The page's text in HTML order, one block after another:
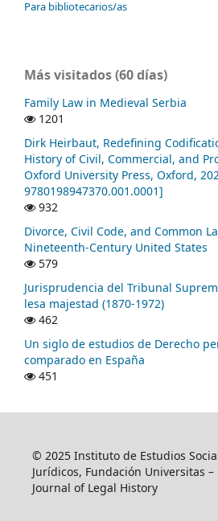
Para bibliotecarios/as
Más visitados (60 días)
Family Law in Medieval Serbia
1201
Dirk Heirbaut, Redefining
History of Civil, Commercial, and
Oxford University Press, Oxford,
9780198947370.001.0001]
932
Divorce, Civil Code, and Common
Nineteenth-Century United States
579
Jurisprudencia del Tribunal
lesa majestad (1870-1972)
462
Un siglo de estudios de Derecho
comparado en España
451
© 2025 Instituto de Estudios
Jurídicos, Fundación Universitas –
Journal of Legal History